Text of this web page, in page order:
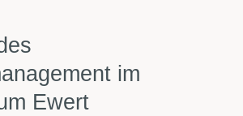
im
Ewert